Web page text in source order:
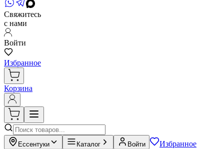
Свяжитесь
с нами
Войти
Избранное
Корзина
Ессентуки Каталог Войти
Избранное